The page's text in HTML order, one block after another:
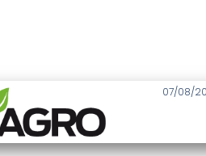
07/08/